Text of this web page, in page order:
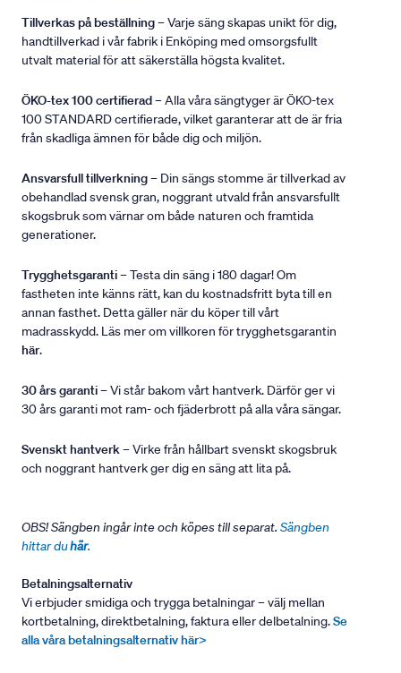
Tillverkas på beställning– Varje säng skapas unikt för dig,
handtillverkad i vår fabrik i Enköping med omsorgsfullt
utvalt material för att säkerställa högsta kvalitet.
ÖKO-tex 100 certifierad– Alla våra sängtyger är ÖKO-tex
100 STANDARD certifierade, vilket garanterar att de är fria
från skadliga ämnen för både dig och miljön.
Ansvarsfull tillverkning– Din sängs stomme är tillverkad av
obehandlad svensk gran, noggrant utvald från ansvarsfullt
skogsbruk som värnar om både naturen och framtida
generationer.
Trygghetsgaranti– Testa din säng i 180 dagar! Om
fastheten inte känns rätt, kan du kostnadsfritt byta till en
annan fasthet. Detta gäller när du köper till vårt
madrasskydd. Läs mer om villkoren för trygghetsgarantin
här.
30 års garanti– Vi står bakom vårt hantverk. Därför ger vi
30 års garanti mot ram- och fjäderbrott på alla våra sängar.
Svenskt hantverk– Virke från hållbart svenskt skogsbruk
och noggrant hantverk ger dig en säng att lita på.
OBS! Sängben ingår inte och köpes till separat. Sängben
hittar duhär.
Betalningsalternativ
Vi erbjuder smidiga och trygga betalningar – välj mellan
kortbetalning, direktbetalning, faktura eller delbetalning.Se
alla våra betalningsalternativ här>